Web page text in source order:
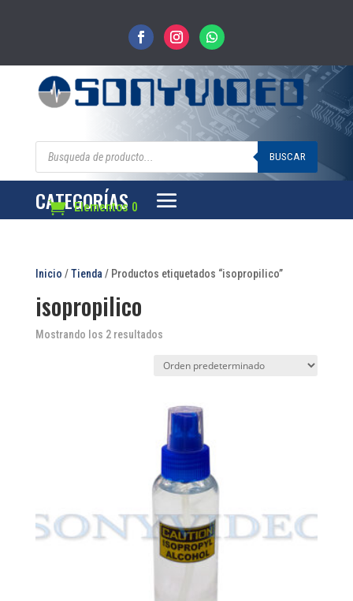
Búsqueda
BUSCAR
Elementos 0
CATEGORÍAS
Inicio /Tienda / Productos etiquetados “isopropilico”
isopropilico
Mostrando los 2 resultados